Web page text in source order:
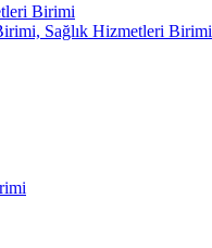
Birimi
Sağlık Hizmetleri Birimi